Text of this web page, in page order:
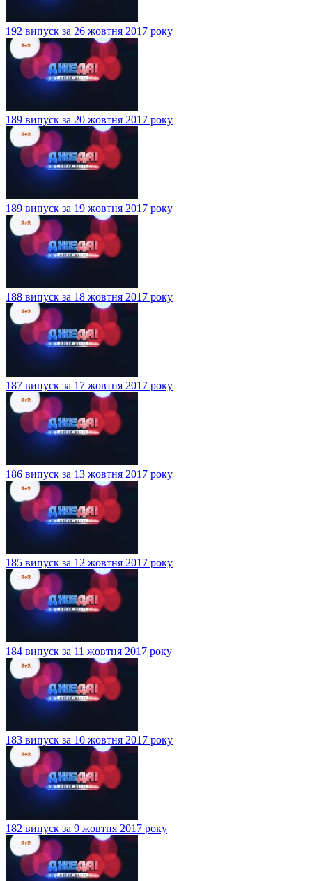
192 випуск за 26 жовтня 2017 року
189 випуск за 20 жовтня 2017 року
189 випуск за 19 жовтня 2017 року
188 випуск за 18 жовтня 2017 року
187 випуск за 17 жовтня 2017 року
186 випуск за 13 жовтня 2017 року
185 випуск за 12 жовтня 2017 року
184 випуск за 11 жовтня 2017 року
183 випуск за 10 жовтня 2017 року
182 випуск за 9 жовтня 2017 року